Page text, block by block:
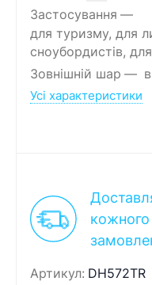
Застосування
для туризму, для
сноубордистів,
Зовнішній шар
Усі характеристики
Артикул: DH572TR